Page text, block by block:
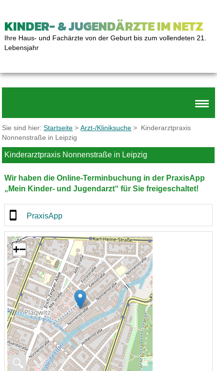
KINDER- & JUGENDÄRZTE IM NETZ
Ihre Haus- und Fachärzte von der Geburt bis zum vollendeten 21.
Lebensjahr
Sie sind hier:Startseite >Arzt-/Kliniksuche > Kinderarztpraxis
Nonnenstraße in Leipzig
Kinderarztpraxis Nonnenstraße in Leipzig
Wir haben die Online-Terminbuchung in der PraxisApp
„Mein Kinder- und Jugendarzt“ für Sie freigeschaltet!
PraxisApp
🔍
+−